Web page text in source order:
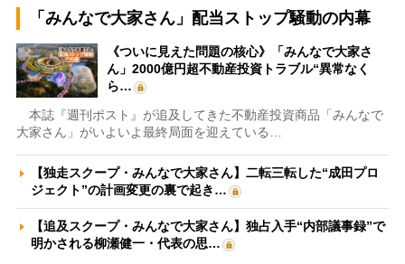
「みんなで大家さん」配当ストップ騒動の内幕
《ついに見えた問題の核心》「みんなで大家さ
ん」2000億円超不動産投資トラブル“異常なく
ら…
本誌『週刊ポスト』が追及してきた不動産投資商品「みんなで
大家さん」がいよいよ最終局面を迎えている…
【独走スクープ・みんなで大家さん】二転三転した“成田プロ
ジェクト”の計画変更の裏で起き…
【追及スクープ・みんなで大家さん】独占入手“内部議事録”で
明かされる柳瀬健一・代表の思…